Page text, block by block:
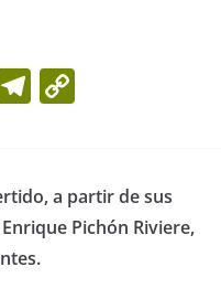
T
el
gr
a
m
y
Li
a partir de sus
Pichón Riviere,